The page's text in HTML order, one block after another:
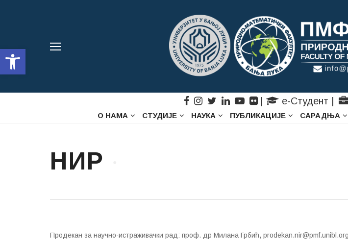
Open toolbar
| е-Студент
О НАМА СТУДИЈЕ НАУКА ПУБЛИКАЦИЈЕ САРАДЊА
НИР
Продекан за научно-истраживачки рад: проф. др Милана Грбић, prodekan.nir@pmf.unibl.org